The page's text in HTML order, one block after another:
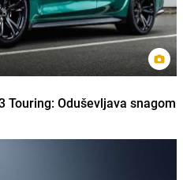
Touring: Oduševljava snagom